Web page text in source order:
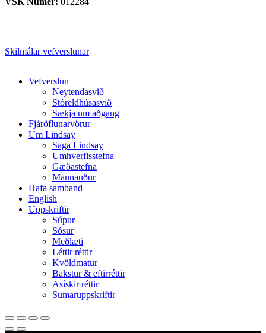
Skilmálar vefverslunar
Close
Vefverslun
Neytendasvið
Stóreldhúsasvið
Sækja um aðgang
Fjáröflunarvörur
Um Lindsay
Saga Lindsay
Umhverfisstefna
Gæðastefna
Mannauður
Hafa samband
English
Uppskriftir
Súpur
Sósur
Meðlæti
Léttir réttir
Kvöldmatur
Bakstur & eftirréttir
Asískir réttir
Sumaruppskriftir